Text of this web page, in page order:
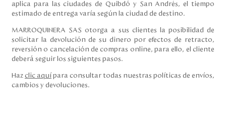
aplica para las ciudades de Quibdó y San Andrés, el tiempo
estimado de entrega varía según la ciudad de destino.
MARROQUINERA SAS otorga a sus clientes la posibilidad de
solicitar la devolución de su dinero por efectos de retracto,
reversión o cancelación de compras online, para ello, el cliente
deberá seguir los siguientes pasos.
Haz clic aquí para consultar todas nuestras políticas de envíos,
cambios y devoluciones.